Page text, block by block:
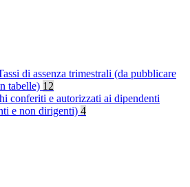
di assenza trimestrali (da pubblicare
tabelle) 12
conferiti e autorizzati ai dipendenti
e non dirigenti) 4